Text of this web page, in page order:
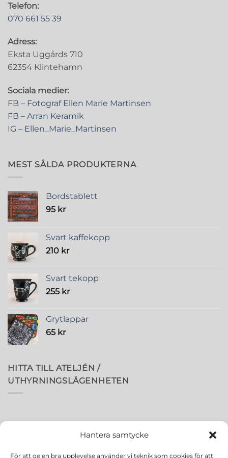
Hantera samtycke
För att ge en bra upplevelse använder vi teknik som cookies för att
Telefon:
070 661 55 39
Adress:
Eksta Uggårds 710
62354 Klintehamn
Sociala medier:
FB – Fotograf Ellen Marie Martinsen
FB – Arran Keramik
IG – Ellen_Marie_Martinsen
MEST SÅLDA PRODUKTERNA
Bordstablett
95 kr
Svart kaffekopp
210 kr
Svart tekopp
255 kr
Grytlappar
65 kr
HITTA TILL ATELJÉN /
UTHYRNINGSLÄGENHETEN